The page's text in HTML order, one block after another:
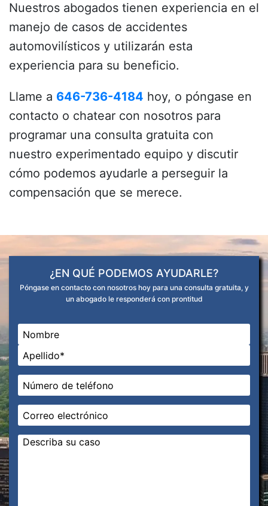
Nuestros abogados tienen experiencia en el
manejo de casos de accidentes
automovilísticos y utilizarán esta
experiencia para su beneficio.
Llame a 646-736-4184 hoy, o póngase en
contacto o chatear con nosotros para
programar una consulta gratuita con
nuestro experimentado equipo y discutir
cómo podemos ayudarle a perseguir la
compensación que se merece.
¿EN QUÉ PODEMOS AYUDARLE?
Póngase en contacto con nosotros hoy para una consulta gratuita, y
un abogado le responderá con prontitud
Nombre
En primer lugar
Última
Teléfono*
Correo
electrónico*
Mensaje*